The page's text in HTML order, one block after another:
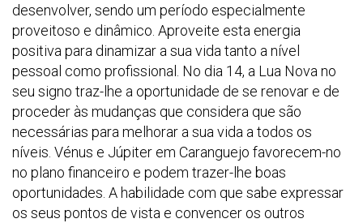
desenvolver, sendo um período especialmente
proveitoso e dinâmico. Aproveite esta energia
positiva para dinamizar a sua vida tanto a nível
pessoal como profissional. No dia 14, a Lua Nova no
seu signo traz-lhe a oportunidade de se renovar e de
proceder às mudanças que considera que são
necessárias para melhorar a sua vida a todos os
níveis. Vénus e Júpiter em Caranguejo favorecem-no
no plano financeiro e podem trazer-lhe boas
oportunidades. A habilidade com que sabe expressar
os seus pontos de vista e convencer os outros